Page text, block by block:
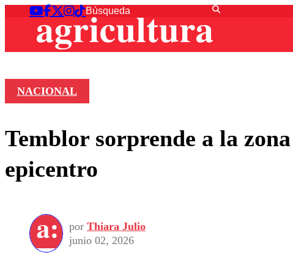
NACIONAL
Temblor sorprende a la
epicentro
por Thiara Julio
junio 02, 2026